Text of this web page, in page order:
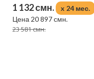
1 132 смн.
x 24 мес.
Цена 20 897 смн.
23 581 смн.